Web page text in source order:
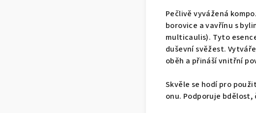
Pečlivě vyvážená
borovice a vavřínu s
multicaulis). Tyto
duševní svěžest.
oběh a přináší vnitřní
Skvěle se hodí pro
onu. Podporuje bdělost,